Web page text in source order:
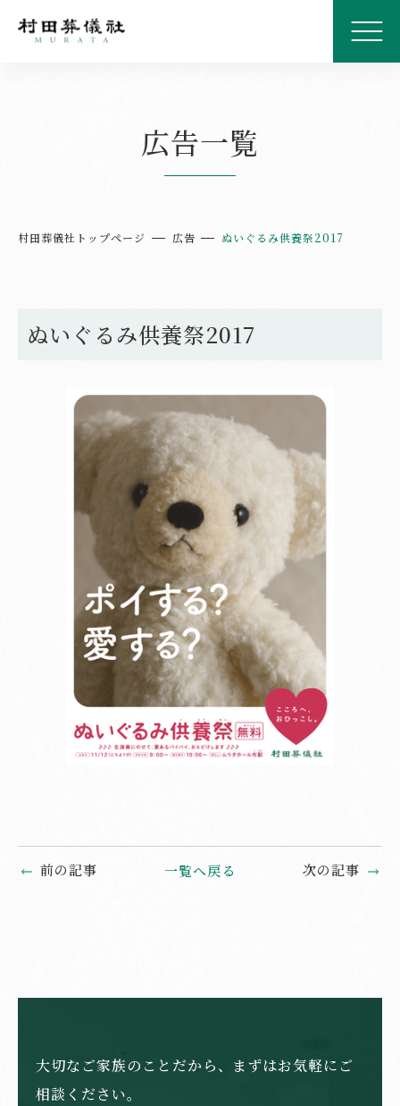
広告一覧
村田葬儀社トップページ 広告 ぬいぐるみ供養祭2017
ぬいぐるみ供養祭2017
前の記事 一覧へ戻る 次の記事
大切なご家族のことだから、まずはお気軽にご
相談ください。